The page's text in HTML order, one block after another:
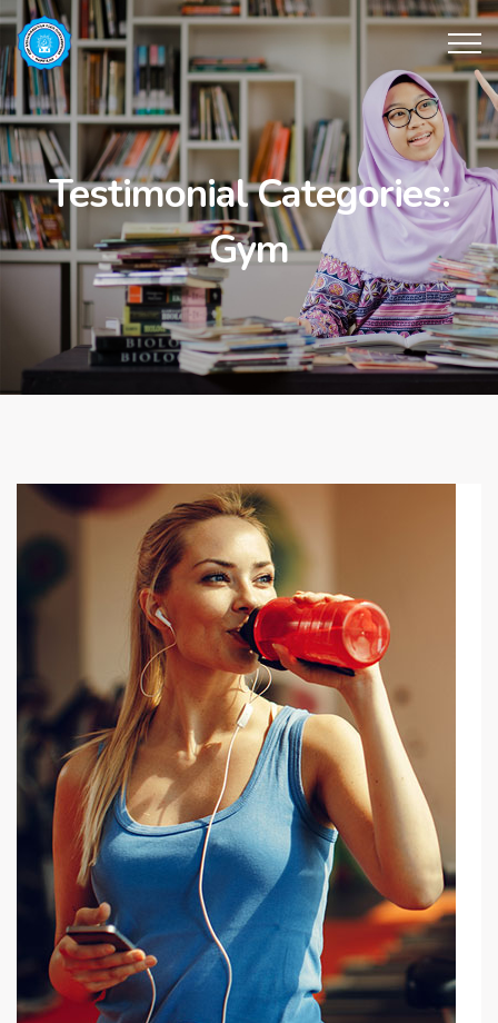
Testimonial Categories:
Gym